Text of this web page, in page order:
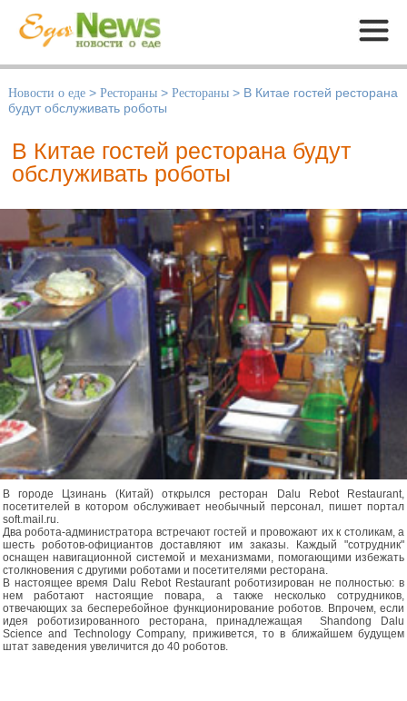
Меню
Новости о еде > Рестораны > Рестораны > В Китае гостей ресторана
будут обслуживать роботы
В Китае гостей ресторана будут
обслуживать роботы
В городе Цзинань (Китай) открылся ресторан Dalu Rebot Restaurant,
посетителей в котором обслуживает необычный персонал, пишет портал
soft.mail.ru.
Два робота-администратора встречают гостей и провожают их к столикам, а
шесть роботов-официантов доставляют им заказы. Каждый "сотрудник"
оснащен навигационной системой и механизмами, помогающими избежать
столкновения с другими роботами и посетителями ресторана.
В настоящее время Dalu Rebot Restaurant роботизирован не полностью: в
нем работают настоящие повара, а также несколько сотрудников,
отвечающих за бесперебойное функционирование роботов. Впрочем, если
идея роботизированного ресторана, принадлежащая Shandong Dalu
Science and Technology Company, приживется, то в ближайшем будущем
штат заведения увеличится до 40 роботов.